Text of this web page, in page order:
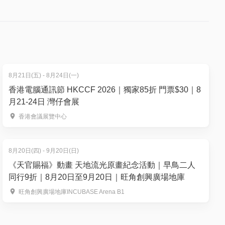
8月21日(五) - 8月24日(一)
香港電腦通訊節 HKCCF 2026｜獨家85折 門票$30｜8
月21-24日 灣仔會展
香港會議展覽中心
8月20日(四) - 9月20日(日)
《天官賜福》動畫 天地流光原畫紀念活動｜早鳥二人
同行9折｜8月20日至9月20日｜旺角創興廣場地庫
旺角創興廣場地庫INCUBASE Arena B1